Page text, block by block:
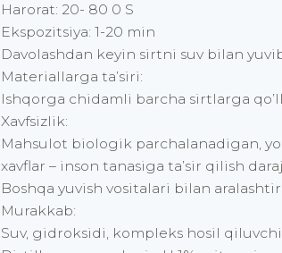
Harorat: 20- 80 0 S
Ekspozitsiya: 1-20 min
Davolashdan keyin sirtni suv bilan
Materiallarga ta’siri:
Ishqorga chidamli barcha sirtlarga
Xavfsizlik:
Mahsulot biologik parchalanadigan,
xavflar – inson tanasiga ta’sir qilish
Boshqa yuvish vositalari bilan
Murakkab:
Suv, gidroksidi, kompleks hosil